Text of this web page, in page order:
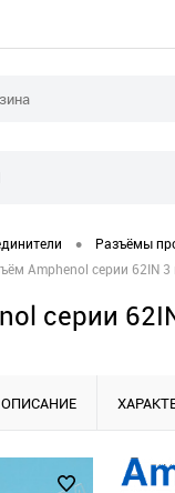
• Разъёмы
Amphenol серии 62IN 3
серии
ОПИСАНИЕ